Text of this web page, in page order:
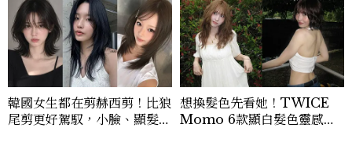
韓國女生都在剪赫西剪！比狼
尾剪更好駕馭，小臉、顯髮量
想換髮色先看她！TWICE
Momo 6款顯白髮色靈感推